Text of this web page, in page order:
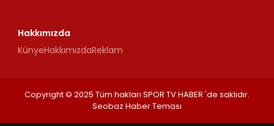
Hakkımızda
KünyeHakkımızdaReklam
Copyright © 2025 Tüm hakları SPOR TV HABER 'de saklıdır.
Seobaz Haber Teması